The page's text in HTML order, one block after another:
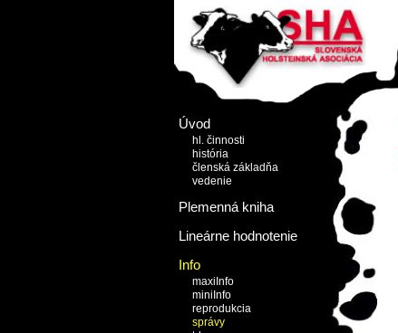
Úvod
hl. činnosti
história
členská základňa
vedenie
Plemenná kniha
Lineárne hodnotenie
Info
maxiInfo
miniInfo
reprodukcia
správy